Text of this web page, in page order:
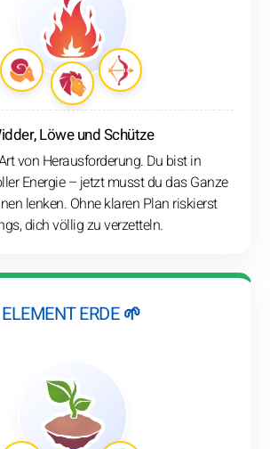
Löwe und Schütze
von Herausforderung. Du bist in
Energie – jetzt musst du das Ganze
lenken. Ohne klaren Plan riskierst
dich völlig zu verzetteln.
ELEMENT ERDE 🌱